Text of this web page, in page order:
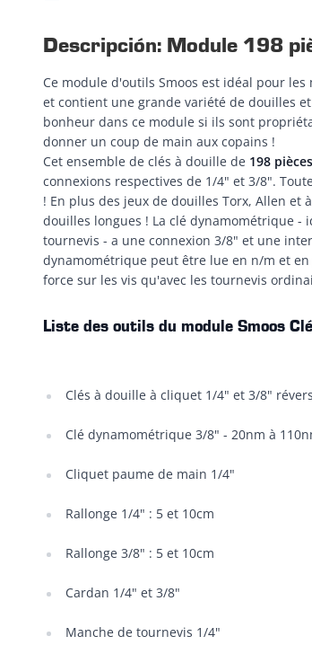
Descripción: Module 198
Ce module d'outils Smoos est idéal pour
et contient une grande variété de douilles
bonheur dans ce module si ils sont
donner un coup de main aux copains !
Cet ensemble de clés à douille de 198 pièces
connexions respectives de 1/4" et 3/8".
! En plus des jeux de douilles Torx, Allen et
douilles longues ! La clé dynamométrique
tournevis - a une connexion 3/8" et une
dynamométrique peut être lue en n/m et
force sur les vis qu'avec les tournevis
Liste des outils du module Smoos
Clés à douille à cliquet 1/4" et 3/8"
Clé dynamométrique 3/8" - 20nm à
Cliquet paume de main 1/4"
Rallonge 1/4" : 5 et 10cm
Rallonge 3/8" : 5 et 10cm
Cardan 1/4" et 3/8"
Manche de tournevis 1/4"